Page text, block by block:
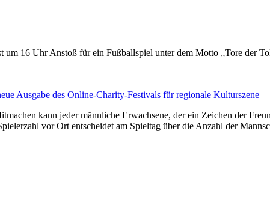
16 Uhr Anstoß für ein Fußballspiel unter dem Motto „Tore der
Ausgabe des Online-Charity-Festivals für regionale Kulturszene
kann jeder männliche Erwachsene, der ein Zeichen der
vor Ort entscheidet am Spieltag über die Anzahl der